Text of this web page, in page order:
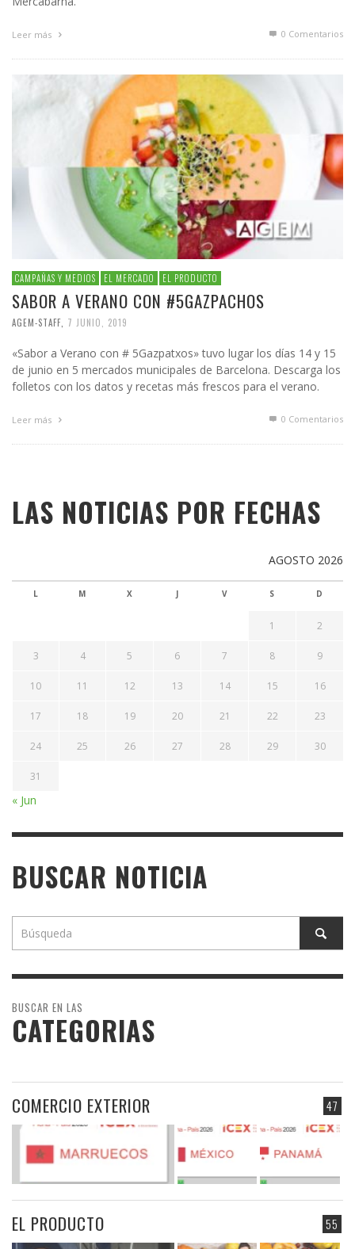
Leer más 0 Comentarios
CAMPAÑAS Y MEDIOS EL MERCADO EL PRODUCTO
SABOR A VERANO CON #5GAZPACHOS
AGEM-STAFF 7 JUNIO, 2019
«Sabor a Verano con # 5Gazpatxos» tuvo lugar los días 14 y 15
de junio en 5 mercados municipales de Barcelona. Descarga los
folletos con los datos y recetas más frescos para el verano.
Leer más 0 Comentarios
LAS NOTICIAS POR FECHAS
AGOSTO 2026
L M X J V S D
1 2
3 4 5 6 7 8 9
10 11 12 13 14 15 16
17 18 19 20 21 22 23
24 25 26 27 28 29 30
31
« Jun
BUSCAR NOTICIA
BUSCAR EN LAS
CATEGORIAS
47
COMERCIO EXTERIOR
55
EL PRODUCTO